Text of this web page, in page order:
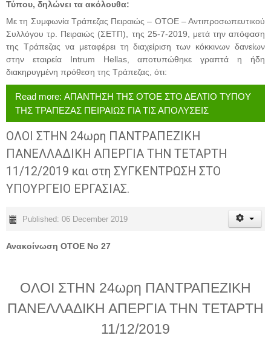
Τύπου, δηλώνει τα ακόλουθα:
Με τη Συμφωνία Τράπεζας Πειραιώς – ΟΤΟΕ – Αντιπροσωπευτικού
Συλλόγου τρ. Πειραιώς (ΣΕΤΠ), της 25-7-2019, μετά την απόφαση
της Τράπεζας να μεταφέρει τη διαχείριση των κόκκινων δανείων
στην εταιρεία Intrum Ηellas, αποτυπώθηκε γραπτά η ήδη
διακηρυγμένη πρόθεση της Τράπεζας, ότι:
Read more: ΑΠΑΝΤΗΣΗ ΤΗΣ ΟΤΟΕ ΣΤΟ ΔΕΛΤΙΟ ΤΥΠΟΥ
ΤΗΣ ΤΡΑΠΕΖΑΣ ΠΕΙΡΑΙΩΣ ΓΙΑ ΤΙΣ ΑΠΟΛΥΣΕΙΣ
ΟΛΟΙ ΣΤΗΝ 24ωρη ΠΑΝΤΡΑΠΕΖΙΚΗ
ΠΑΝΕΛΛΑΔΙΚΗ ΑΠΕΡΓΙΑ ΤΗΝ ΤΕΤΑΡΤΗ
11/12/2019 και στη ΣΥΓΚΕΝΤΡΩΣΗ ΣΤΟ
ΥΠΟΥΡΓΕΙΟ ΕΡΓΑΣΙΑΣ.
Published: 06 December 2019
Ανακοίνωση ΟΤΟΕ Νο 27
ΟΛΟΙ ΣΤΗΝ 24ωρη ΠΑΝΤΡΑΠΕΖΙΚΗ
ΠΑΝΕΛΛΑΔΙΚΗ ΑΠΕΡΓΙΑ ΤΗΝ ΤΕΤΑΡΤΗ
11/12/2019